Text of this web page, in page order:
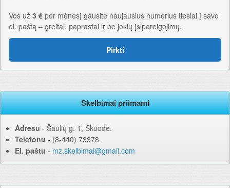
Vos už 3 € per mėnesį gausite naujausius numerius tiesiai į savo
el. paštą – greitai, paprastai ir be jokių įsipareigojimų.
Pirkti
Skelbimai priimami
Adresu ‐ Šaulių g. 1, Skuode.
Telefonu ‐ (8-440) 73378.
El. paštu ‐ mz.skelbimai@gmail.com